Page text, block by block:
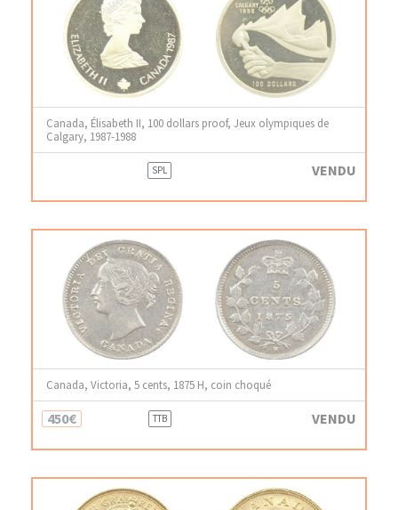
Canada, Élisabeth II, 100 dollars proof, Jeux olympiques de
Calgary, 1987-1988
SPL VENDU
Canada, Victoria, 5 cents, 1875 H, coin choqué
450€ TTB VENDU